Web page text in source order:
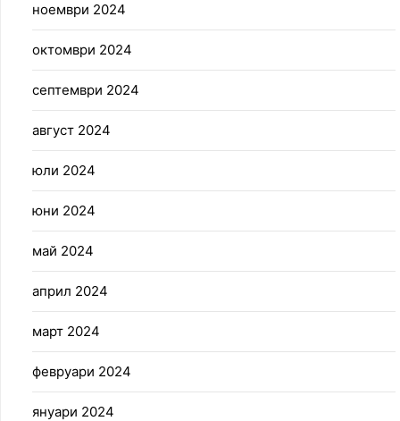
ноември 2024
октомври 2024
септември 2024
август 2024
юли 2024
юни 2024
май 2024
април 2024
март 2024
февруари 2024
януари 2024